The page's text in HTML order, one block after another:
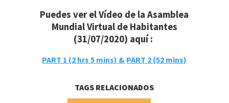
Puedes ver el Vídeo de la Asamblea
Mundial Virtual de Habitantes
(31/07/2020) aquí :
PART 1 (2 hrs 5 mins) & PART 2 (52 mins)
TAGS RELACIONADOS